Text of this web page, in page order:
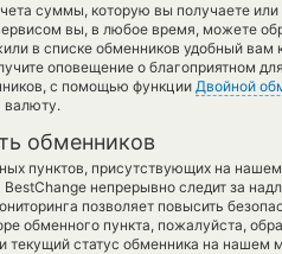
суммы, которую вы получаете или
вы, в любое время, можете
в списке обменников удобный вам
оповещение о благоприятном
с помощью функцииДвойной
валюту.
обменников
пунктов, присутствующих на
непрерывно следит за
позволяет повысить
обменного пункта, пожалуйста,
текущий статус обменника на нашем